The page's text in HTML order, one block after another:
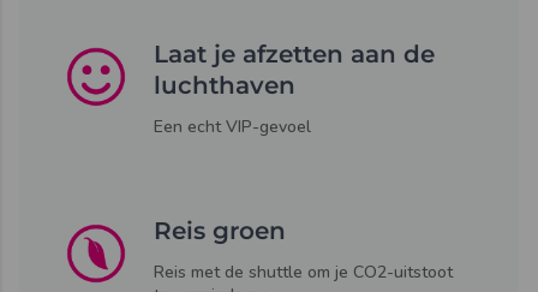
Laat je afzetten aan de
luchthaven
Een echt VIP-gevoel
Reis groen
Reis met de shuttle om je CO2-uitstoot